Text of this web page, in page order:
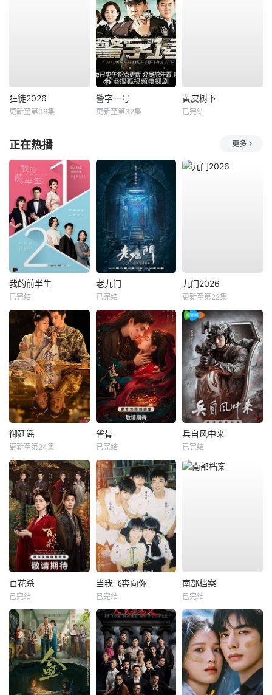
狂徒2026
更新至第06集
警字一号
更新至第32集
黄皮树下
已完结
正在热播 更多
我的前半生
已完结
老九门
已完结
九门2026
更新至第22集
御廷谣
更新至第24集
雀骨
已完结
兵自风中来
已完结
百花杀
已完结
当我飞奔向你
已完结
南部档案
已完结